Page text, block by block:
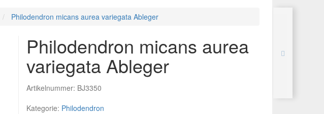
Philodendron micans aurea variegata Ableger
Philodendron micans aurea
variegata Ableger
Artikelnummer: BJ3350
Kategorie: Philodendron